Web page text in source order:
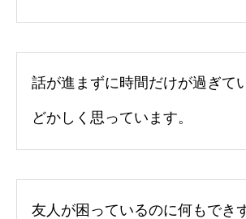
話が進まずに時間だけが過ぎて
どかしく思っています。
友人が困っているのに何もでき